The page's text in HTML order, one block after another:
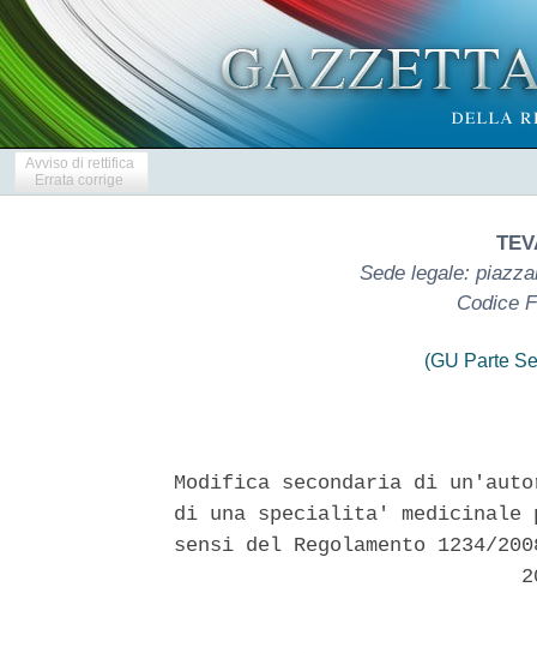
Avviso di rettifica
Errata corrige
Sede legale:
Codice
(GU Parte
Modifica secondaria di
di una specialita' medicinale
sensi del Regolamento 1234/